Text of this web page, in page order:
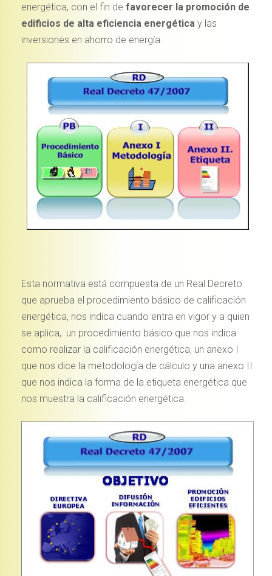
energética, con el fin de favorecer la promoción de
edificios de alta eficiencia energética y las
inversiones en ahorro de energía.
Esta normativa está compuesta de un Real Decreto
que aprueba el procedimiento básico de calificación
energética, nos indica cuando entra en vigor y a quien
se aplica, un procedimiento básico que nos indica
como realizar la calificación energética, un anexo I
que nos dice la metodología de cálculo y una anexo II
que nos indica la forma de la etiqueta energética que
nos muestra la calificación energética.